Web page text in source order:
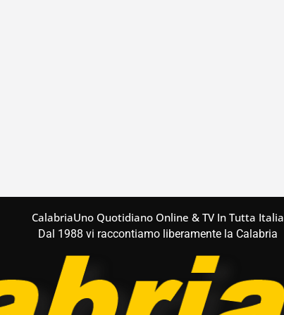
CalabriaUno Quotidiano Online & TV In Tutta Italia
Dal 1988 vi raccontiamo liberamente la Calabria